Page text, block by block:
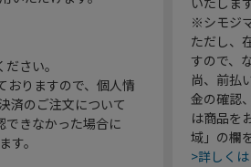
さい。
おりますので、個人情
済のご注文について
できなかった場合に
す。
※シモジ
ただし、
すので、
尚、前払
金の確認
は商品を
域」の欄
>詳しく